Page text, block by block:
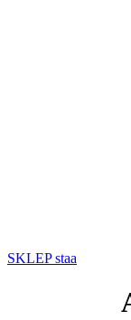
SKLEP staa